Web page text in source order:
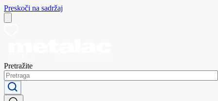
Preskoči na sadržaj
Pretražite